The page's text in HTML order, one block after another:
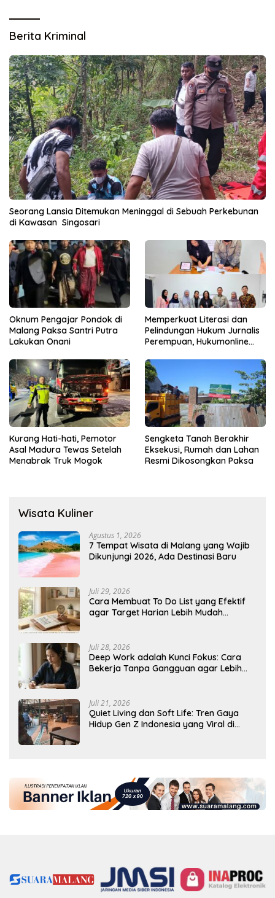
Berita Kriminal
Seorang Lansia Ditemukan Meninggal di Sebuah Perkebunan
di Kawasan Singosari
Oknum Pengajar Pondok di
Malang Paksa Santri Putra
Lakukan Onani
Memperkuat Literasi dan
Pelindungan Hukum Jurnalis
Perempuan, Hukumonline
Gratis
Kurang Hati-hati, Pemotor
Asal Madura Tewas Setelah
Menabrak Truk Mogok
Sengketa Tanah Berakhir
Eksekusi, Rumah dan Lahan
Resmi Dikosongkan Paksa
Wisata Kuliner
Agustus 1, 2026
7 Tempat Wisata di Malang yang Wajib
Dikunjungi 2026, Ada Destinasi Baru
Juli 29, 2026
Cara Membuat To Do List yang Efektif
agar Target Harian Lebih Mudah
Juli 28, 2026
Deep Work adalah Kunci Fokus: Cara
Bekerja Tanpa Gangguan agar Lebih
Juli 21, 2026
Quiet Living dan Soft Life: Tren Gaya
Hidup Gen Z Indonesia yang Viral di